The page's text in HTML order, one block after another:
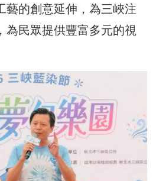
藝的創意延伸，為三峽注
為民眾提供豐富多元的視